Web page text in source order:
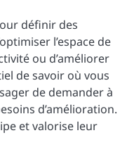
définir des
l’espace de
ou d’améliorer
de savoir où vous
de demander à
d’amélioration.
et valorise leur